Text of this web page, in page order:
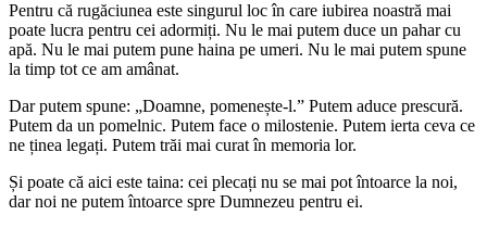
Pentru că rugăciunea este singurul loc în care iubirea noastră mai
poate lucra pentru cei adormiți. Nu le mai putem duce un pahar cu
apă. Nu le mai putem pune haina pe umeri. Nu le mai putem spune
la timp tot ce am amânat.
Dar putem spune: „Doamne, pomenește-l.” Putem aduce prescură.
Putem da un pomelnic. Putem face o milostenie. Putem ierta ceva ce
ne ținea legați. Putem trăi mai curat în memoria lor.
Și poate că aici este taina: cei plecați nu se mai pot întoarce la noi,
dar noi ne putem întoarce spre Dumnezeu pentru ei.